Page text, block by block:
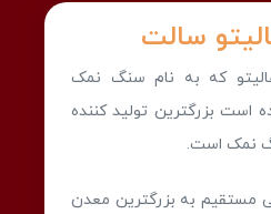
سالت
که به نام سنگ نمک
بزرگترین تولید کننده
نمک است.
مستقیم به بزرگترین معدن